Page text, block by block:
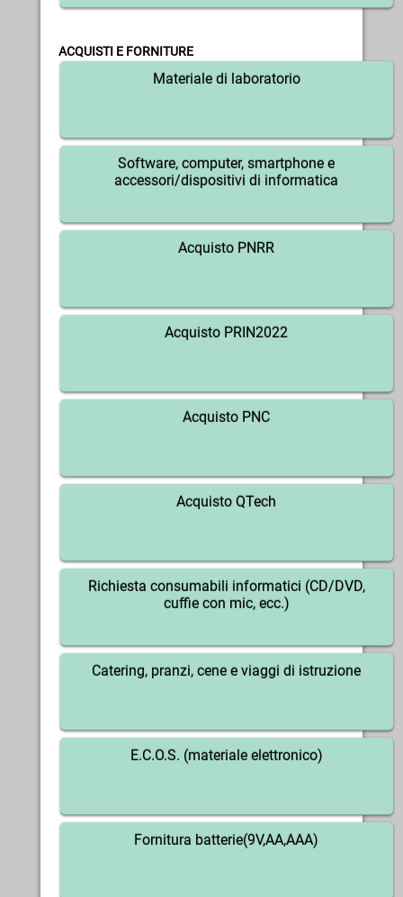
ACQUISTI E FORNITURE
Materiale di laboratorio
Software, computer, smartphone e
accessori/dispositivi di informatica
Acquisto PNRR
Acquisto PRIN2022
Acquisto PNC
Acquisto QTech
Richiesta consumabili informatici (CD/DVD,
cuffie con mic, ecc.)
Catering, pranzi, cene e viaggi di istruzione
E.C.O.S. (materiale elettronico)
Fornitura batterie(9V,AA,AAA)